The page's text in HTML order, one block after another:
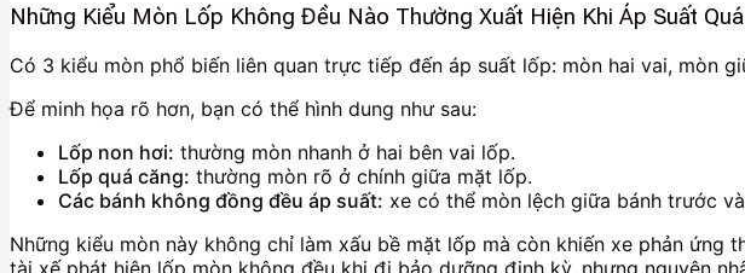
Những Kiểu Mòn Lốp Không Đều Nào Thường Xuất Hiện Khi Áp Suất
Có 3 kiểu mòn phổ biến liên quan trực tiếp đến áp suất lốp: mòn hai vai, mòn
Để minh họa rõ hơn, bạn có thể hình dung như sau:
Lốp non hơi: thường mòn nhanh ở hai bên vai lốp.
Lốp quá căng: thường mòn rõ ở chính giữa mặt lốp.
Các bánh không đồng đều áp suất: xe có thể mòn lệch giữa bánh trước
Những kiểu mòn này không chỉ làm xấu bề mặt lốp mà còn khiến xe phản
tài xế phát hiện lốp mòn không đều khi đi bảo dưỡng định kỳ, nhưng nguyên